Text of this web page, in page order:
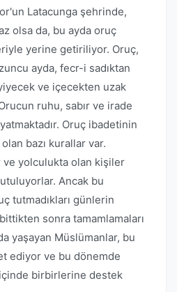
Latacunga şehrinde,
olsa da, bu ayda oruç
yerine getiriliyor. Oruç,
ayda, fecr-i sadıktan
ve içecekten uzak
ruhu, sabır ve irade
Oruç ibadetinin
olan bazı kurallar var.
ve yolculukta olan kişiler
Ancak bu
tutmadıkları günlerin
bittikten sonra tamamlamaları
yaşayan Müslümanlar, bu
ediyor ve bu dönemde
birbirlerine destek